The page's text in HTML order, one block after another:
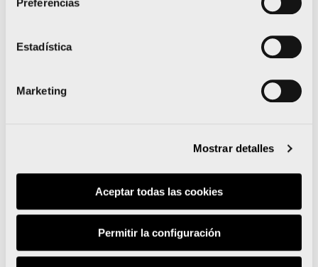
Estadística
Marketing
Mostrar detalles
Aceptar todas las cookies
Permitir la configuración